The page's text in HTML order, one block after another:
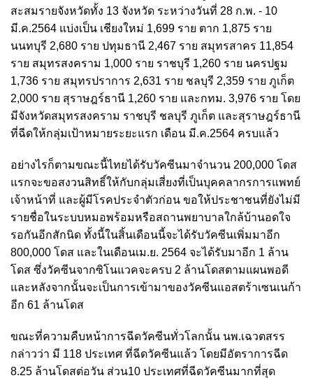
สะสมรายจังหวัดทั้ง 13 จังหวัด ระหว่างวันที่ 28 ก.พ. - 10
มี.ค.2564 แบ่งเป็น เชียงใหม่ 1,699 ราย ตาก 1,875 ราย
นนทบุรี 2,680 ราย ปทุมธานี 2,467 ราย สมุทรสาคร 11,854
ราย สมุทรสงคราม 1,000 ราย ราชบุรี 1,260 ราย นครปฐม
1,736 ราย สมุทรปราการ 2,631 ราย ชลบุรี 2,359 ราย ภูเก็ต
2,000 ราย สุราษฎร์ธานี 1,260 ราย และกทม. 3,976 ราย โดย
มีจังหวัดสมุทรสงคราม ราชบุรี ชลบุรี ภูเก็ต และสุราษฎร์ธานี
ที่ฉีดให้กลุ่มเป้าหมายระยะแรก เดือน มี.ค.2564 ครบแล้ว
อย่างไรก็ตามขณะนี้ไทยได้รับวัคซีนมาจำนวน 200,000 โดส
แรกจะขอสงวนสิทธิ์ให้กับกลุ่มเสี่ยงที่เป็นบุคคลากรการแพทย์
เจ้าหน้าที่ และผู้มีโรคประจำตัวก่อน ขอให้ประชาชนที่ยังไม่มี
รายชื่อในระบบหมอพร้อมหรือสถานพยาบาลใกล้บ้านอดใจ
รอกันอีกสักนิด ทั้งนี้ในสิ้นเดือนนี้จะได้รับวัคซีนเพิ่มมาอีก
800,000 โดส และในเดือนเม.ย. 2564 จะได้รับมาอีก 1 ล้าน
โดส ซึ่งวัคซีนจากซิโนแวคจะครบ 2 ล้านโดสตามแผนพอดี
และหลังจากนั้นจะเป็นการเข้ามาของวัคซีนแอสตร้าเซนเนก้า
อีก 61 ล้านโดส
ขณะที่ความคืบหน้าการฉีดวัคซีนทั่วโลกนั้น นพ.เฉวตสรร
กล่าวว่า มี 118 ประเทศ ที่ฉีดวัคซีนแล้ว โดยมีอัตราการฉีด
8.25 ล้านโดสต่อวัน ส่วน10 ประเทศที่ฉีดวัคซีนมากที่สุด